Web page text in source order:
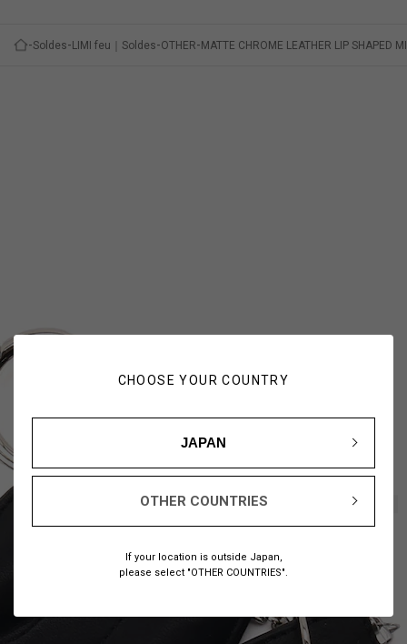
CHOOSE YOUR COUNTRY
JAPAN
OTHER COUNTRIES
If your location is outside Japan,
please select "OTHER COUNTRIES".
Soldes LIMI feu｜Soldes OTHER MATTE CHROME LEATHER LIP SHAPED